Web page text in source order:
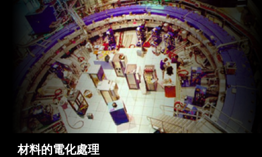
材料的電化處理